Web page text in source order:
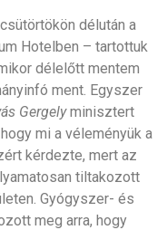
délután a
Hotelben – tartottuk
délelőtt mentem
ment. Egyszer
Gergelyminisztert
mi a véleményük a
kérdezte, mert az
tiltakozott
Gyógyszer- és
meg arra, hogy